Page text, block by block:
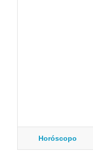
Horóscopo